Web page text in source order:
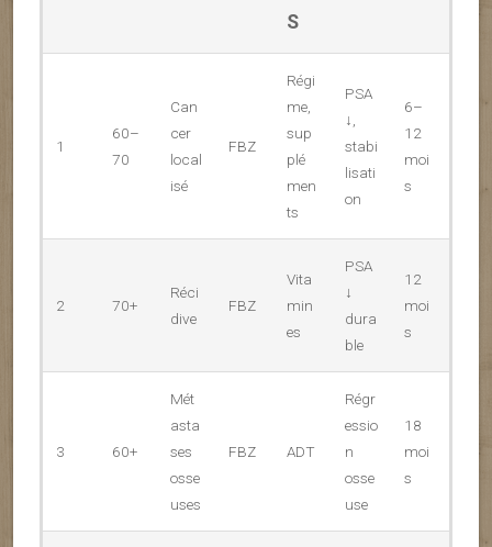
S
1
60–
70
Can
cer
local
isé
FBZ
Régi
me,
sup
plé
men
ts
PSA
↓,
stabi
lisati
on
6–
12
moi
s
2 70+
Réci
dive
FBZ
Vita
min
es
PSA
↓
dura
ble
12
moi
s
3 60+
Mét
asta
ses
osse
uses
FBZ ADT
Régr
essio
n
osse
use
18
moi
s